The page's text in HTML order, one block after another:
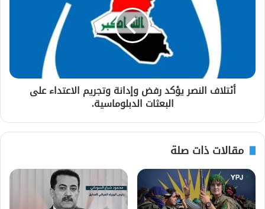
أئتلاف النصر يؤكد رفض وإدانة وتجريم الاعتداء على
البعثات الدبلوماسية.
مقالات ذات صلة